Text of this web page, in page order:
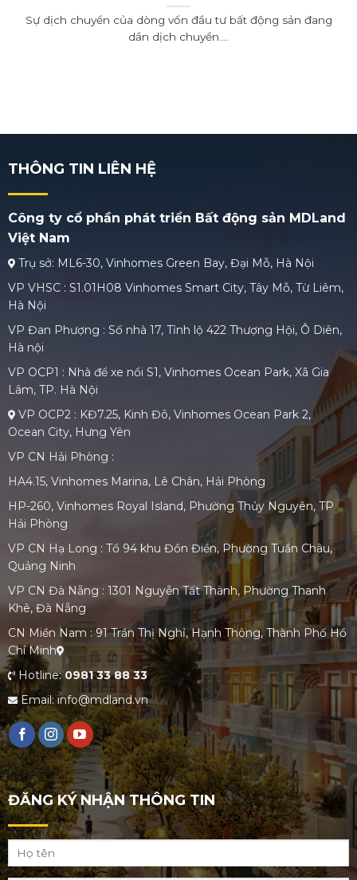
Sự dịch chuyển của dòng vốn đầu tư bất động sản đang
dần dịch chuyển....
THÔNG TIN LIÊN HỆ
Công ty cổ phần phát triển Bất động sản MDLand
Việt Nam
Trụ sở: ML6-30, Vinhomes Green Bay, Đại Mỗ, Hà Nội
VP VHSC : S1.01H08 Vinhomes Smart City, Tây Mỗ, Từ Liêm,
Hà Nội
VP Đan Phượng : Số nhà 17, Tỉnh lộ 422 Thượng Hội, Ô Diên,
Hà nội
VP OCP1 : Nhà để xe nổi S1, Vinhomes Ocean Park, Xã Gia
Lâm, TP. Hà Nội
VP OCP2 : KĐ7.25, Kinh Đô, Vinhomes Ocean Park 2,
Ocean City, Hưng Yên
VP CN Hải Phòng :
HA4.15, Vinhomes Marina, Lê Chân, Hải Phòng
HP-260, Vinhomes Royal Island, Phường Thủy Nguyên, TP
Hải Phòng
VP CN Hạ Long : Tổ 94 khu Đồn Điền, Phường Tuần Châu,
Quảng Ninh
VP CN Đà Nẵng : 1301 Nguyễn Tất Thành, Phường Thanh
Khê, Đà Nẵng
CN Miền Nam : 91 Trần Thị Nghỉ, Hạnh Thông, Thành Phố Hồ
Chí Minh
Hotline:0981 33 88 33
Email: info@mdland.vn
ĐĂNG KÝ NHẬN THÔNG TIN